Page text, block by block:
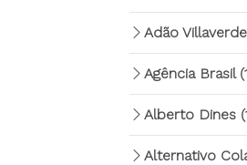
Adão Villaverde
Agência Brasil
Alberto Dines
Alternativo